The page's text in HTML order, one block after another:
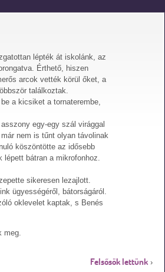
lépték át iskolánk, az
Érthető, hiszen
arcok vették körül őket, a
találkoztak.
a kicsiket a tornaterembe,
egy-egy szál virággal
nem is tűnt olyan távolinak
köszöntötte az idősebb
lépett bátran a mikrofonhoz.
sikeresen lezajlott.
ügyességéről, bátorságáról.
oklevelet kaptak, s Benés
meg.
Felsősök lettünk›